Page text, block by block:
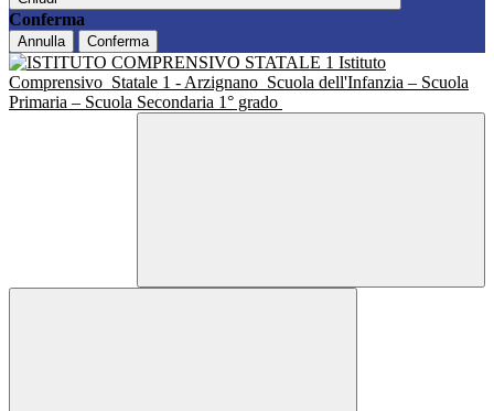
Conferma
Annulla Conferma
Istituto
Comprensivo Statale 1 - Arzignano Scuola dell'Infanzia – Scuola
Primaria – Scuola Secondaria 1° grado